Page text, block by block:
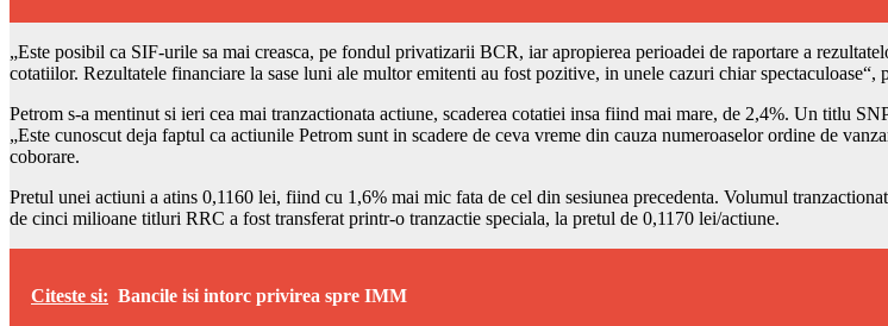
„Este posibil ca SIF-urile sa mai creasca, pe fondul privatizarii BCR, iar apropierea perioadei de raportare a
cotatiilor. Rezultatele financiare la sase luni ale multor emitenti au fost pozitive, in unele cazuri chiar spectaculoase“,
Petrom s-a mentinut si ieri cea mai tranzactionata actiune, scaderea cotatiei insa fiind mai mare, de 2,4%. Un titlu
„Este cunoscut deja faptul ca actiunile Petrom sunt in scadere de ceva vreme din cauza numeroaselor ordine de
coborare.
Pretul unei actiuni a atins 0,1160 lei, fiind cu 1,6% mai mic fata de cel din sesiunea precedenta. Volumul
de cinci milioane titluri RRC a fost transferat printr-o tranzactie speciala, la pretul de 0,1170 lei/actiune.
Citeste si: Bancile isi intorc privirea spre IMM